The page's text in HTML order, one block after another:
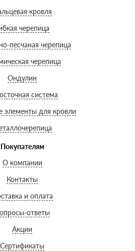
кровля
черепица
песчаная черепица
черепица
Ондулин
система
элементы для кровли
Покупателям
О компании
Контакты
и оплата
ответы
Акции
Сертификаты